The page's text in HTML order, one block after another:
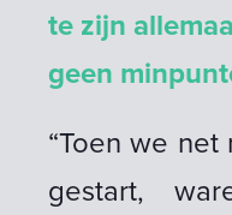
te zijn
geen
“Toen we
gestart,